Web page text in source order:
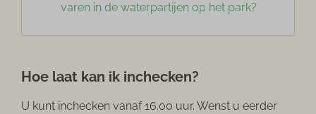
varen in de waterpartijen op het park?
Hoe laat kan ik inchecken?
U kunt inchecken vanaf 16.00 uur. Wenst u eerder